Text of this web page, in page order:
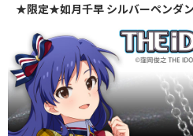
★限定★如月千早 シルバーペンダ